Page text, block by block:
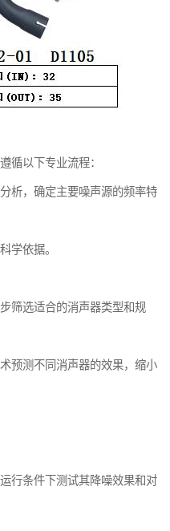
循以下专业流程：
析，确定主要噪声源的频率特
学依据。
筛选适合的消声器类型和规
预测不同消声器的效果，缩小
行条件下测试其降噪效果和对